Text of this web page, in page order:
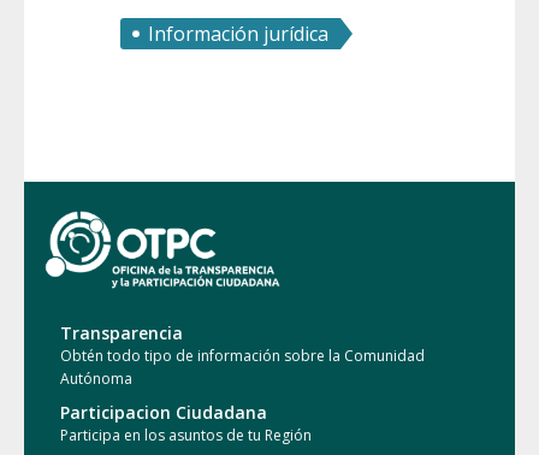
Información jurídica
Transparencia
Obtén todo tipo de información sobre la Comunidad
Autónoma
Participacion Ciudadana
Participa en los asuntos de tu Región